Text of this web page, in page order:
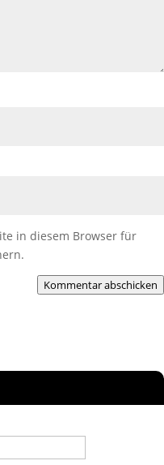
in diesem Browser für
Kommentar abschicken